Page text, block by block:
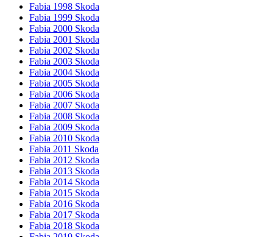
Fabia 1998 Skoda
Fabia 1999 Skoda
Fabia 2000 Skoda
Fabia 2001 Skoda
Fabia 2002 Skoda
Fabia 2003 Skoda
Fabia 2004 Skoda
Fabia 2005 Skoda
Fabia 2006 Skoda
Fabia 2007 Skoda
Fabia 2008 Skoda
Fabia 2009 Skoda
Fabia 2010 Skoda
Fabia 2011 Skoda
Fabia 2012 Skoda
Fabia 2013 Skoda
Fabia 2014 Skoda
Fabia 2015 Skoda
Fabia 2016 Skoda
Fabia 2017 Skoda
Fabia 2018 Skoda